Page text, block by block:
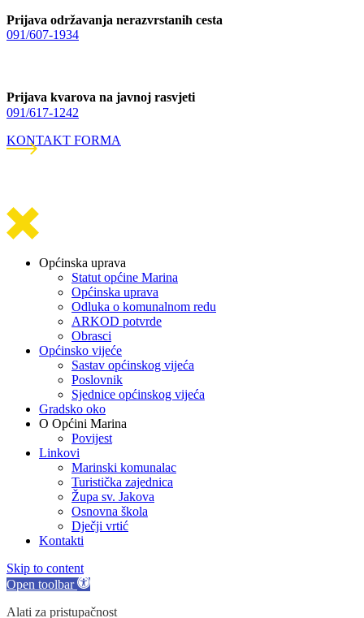
Prijava održavanja nerazvrstanih cesta
091/607-1934
Prijava kvarova na javnoj rasvjeti
091/617-1242
KONTAKT FORMA
Općinska uprava
Statut općine Marina
Općinska uprava
Odluka o komunalnom redu
ARKOD potvrde
Obrasci
Općinsko vijeće
Sastav općinskog vijeća
Poslovnik
Sjednice općinskog vijeća
Gradsko oko
O Općini Marina
Povijest
Linkovi
Marinski komunalac
Turistička zajednica
Župa sv. Jakova
Osnovna škola
Dječji vrtić
Kontakti
Skip to content
Open toolbar
Alati za pristupačnost